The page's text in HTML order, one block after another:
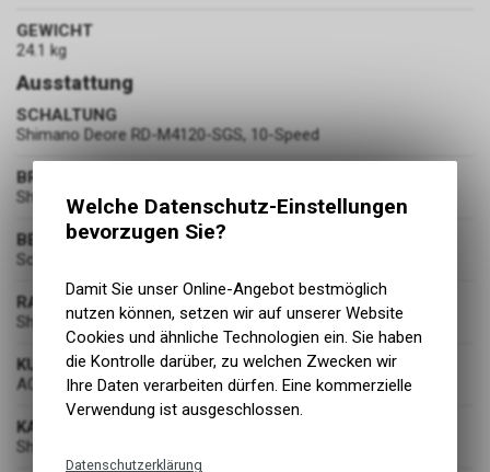
GEWICHT
24.1 kg
Ausstattung
SCHALTUNG
Shimano Deore RD-M4120-SGS, 10-Speed
BREMSEN
Shimano BR-MT200, Hydr. Disc Brake (180/180)
BEREIFUNG
Schwalbe Smart Sam, Active, 2.35
RADSATZ
Shimano HB-TX505 / FH-MT400-B
KURBELGARNITUR
ACID E-Crank, 38T, 175mm
KASSETTE
Shimano Deore CS-M4100, 11-42T
Welche Datenschutz-Einstellungen
bevorzugen Sie?
Damit Sie unser Online-Angebot bestmöglich
nutzen können, setzen wir auf unserer Website
Cookies und ähnliche Technologien ein. Sie haben
die Kontrolle darüber, zu welchen Zwecken wir
Ihre Daten verarbeiten dürfen. Eine kommerzielle
Verwendung ist ausgeschlossen.
Datenschutzerklärung